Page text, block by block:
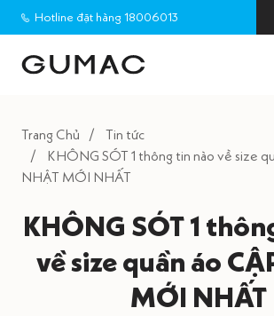
Hotline đặt hàng 18006013
Trang Chủ
Tin tức
KHÔNG SÓT 1 thông tin nào về size
NHẬT MỚI NHẤT
KHÔNG SÓT 1
về size quần áo
MỚI NHẤT